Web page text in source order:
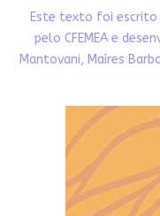
Este texto foi escrito
pelo CFEMEA e
Mantovani, Maíres